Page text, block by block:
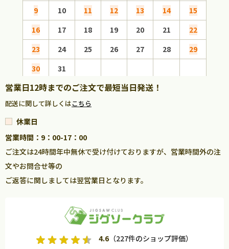
9
10 11 12 13 14
15
16
17 18 19 20 21
22
23
24 25 26 27 28
29
30
31
営業日12時までのご注文で最短当日発送！
配送に関して詳しくはこちら
休業日
営業時間：9：00-17：00
ご注文は24時間年中無休で受け付けておりますが、営業時間外の注
文やお問合せ等の
ご返答に関しましては翌営業日となります。
4.6（227件のショップ評価）